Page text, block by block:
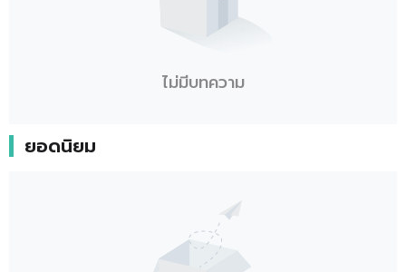
ไม่มีบทความ
ยอดนิยม